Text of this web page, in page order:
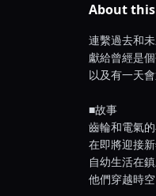
About this
連繫過去和未
獻給曾經是
以及有一天
■故事
齒輪和電氣
在即將迎接
自幼生活在
他們穿越時